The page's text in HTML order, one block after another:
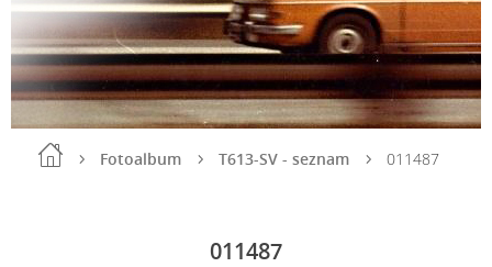
Fotoalbum T613-SV - seznam 011487
011487